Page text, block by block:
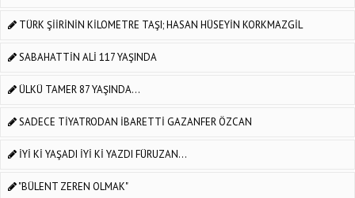
TÜRK ŞİİRİNİN KİLOMETRE TAŞI; HASAN HÜSEYİN KORKMAZGİL
SABAHATTİN ALİ 117 YAŞINDA
ÜLKÜ TAMER 87 YAŞINDA...
SADECE TİYATRODAN İBARETTİ GAZANFER ÖZCAN
İYİ Kİ YAŞADI İYİ Kİ YAZDI FÜRUZAN...
"BÜLENT ZEREN OLMAK"